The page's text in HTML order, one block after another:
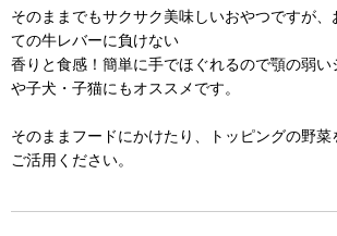
そのままでもサクサク美味しいおやつですが
ての牛レバーに負けない
香りと食感！簡単に手でほぐれるので顎の弱
や子犬・子猫にもオススメです。
そのままフードにかけたり、トッピングの野
ご活用ください。